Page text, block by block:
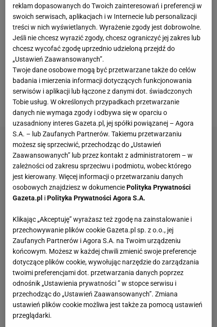
Reprezentacja Polski ma już tylko jeden mecz
dzielący ją od awansu na tegorocznemistrzostwa
świata. We wtorek 31 marca zagra w Sztokholmie
ze Szwecją. Pewni udziału w turnieju są już za to
Hiszpanie. W piątek 27 marca rozegrają mecz
towarzyski z Serbią. Podjęto decyzję w sprawie
bramkarza Barcelony.
reklam dopasowanych do Twoich zainteresowań i preferencji w
swoich serwisach, aplikacjach i w Internecie lub personalizacji
treści w nich wyświetlanych. Wyrażenie zgody jest dobrowolne.
Jeśli nie chcesz wyrazić zgody, chcesz ograniczyć jej zakres lub
chcesz wycofać zgodę uprzednio udzieloną przejdź do
„Ustawień Zaawansowanych”.
Twoje dane osobowe mogą być przetwarzane także do celów
badania i mierzenia informacji dotyczących funkcjonowania
serwisów i aplikacji lub łączone z danymi dot. świadczonych
Tobie usług. W określonych przypadkach przetwarzanie
danych nie wymaga zgody i odbywa się w oparciu o
uzasadniony interes Gazeta.pl, jej spółki powiązanej – Agora
S.A. – lub Zaufanych Partnerów. Takiemu przetwarzaniu
możesz się sprzeciwić, przechodząc do „Ustawień
Zaawansowanych” lub przez kontakt z administratorem – w
zależności od zakresu sprzeciwu i podmiotu, wobec którego
jest kierowany. Więcej informacji o przetwarzaniu danych
osobowych znajdziesz w dokumenciePolityka Prywatności
Gazeta.pl iPolityka Prywatności Agora S.A.
Klikając „Akceptuję” wyrażasz też zgodę na zainstalowanie i
przechowywanie plików cookie Gazeta.pl sp. z o.o., jej
Zaufanych Partnerów i Agora S.A. na Twoim urządzeniu
końcowym. Możesz w każdej chwili zmienić swoje preferencje
dotyczące plików cookie, wywołując narzędzie do zarządzania
twoimi preferencjami dot. przetwarzania danych poprzez
odnośnik „Ustawienia prywatności ” w stopce serwisu i
przechodząc do „Ustawień Zaawansowanych”. Zmiana
ustawień plików cookie możliwa jest także za pomocą ustawień
przeglądarki.